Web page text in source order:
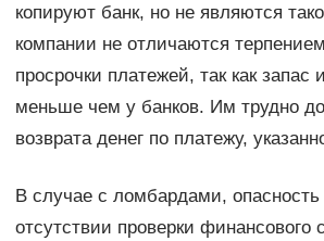
копируют банк, но не являются
компании не отличаются
просрочки платежей, так как запас
меньше чем у банков. Им трудно
возврата денег по платежу,
В случае с ломбардами, опасность
отсутствии проверки финансового